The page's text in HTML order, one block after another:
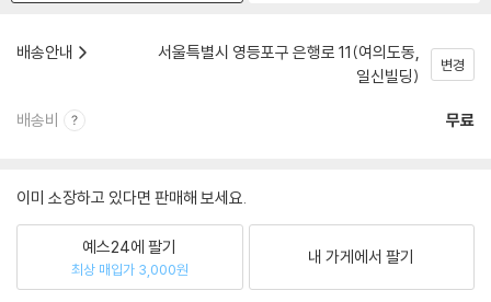
배송안내
서울특별시 영등포구 은행로 11(여의도동,
일신빌딩)
변경
배송비 무료
이미 소장하고 있다면 판매해 보세요.
예스24에 팔기
최상 매입가 3,000원
내 가게에서 팔기